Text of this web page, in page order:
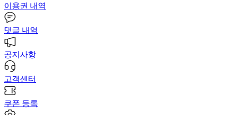
이용권 내역
댓글 내역
공지사항
고객센터
쿠폰 등록